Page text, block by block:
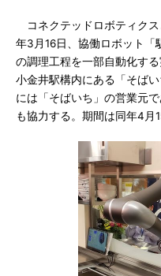
コネクテッドロボティク
年3月16日、協働ロボット「
の調理工程を一部自動化す
小金井駅構内にある「そば
には「そばいち」の営業元
も協力する。期間は同年4月